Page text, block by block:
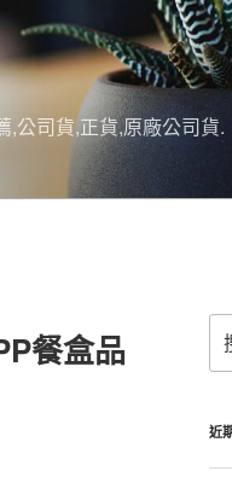
,公司貨,正貨,原廠公司貨.
餐盒品
尋
關
字:
近